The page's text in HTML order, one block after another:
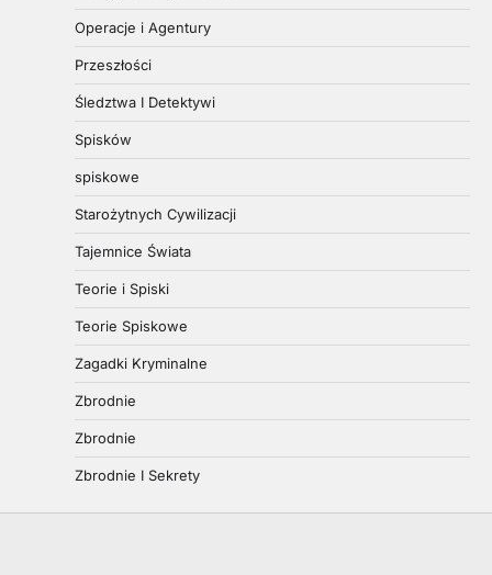
Operacje i Agentury
Przeszłości
Śledztwa I Detektywi
Spisków
spiskowe
Starożytnych Cywilizacji
Tajemnice Świata
Teorie i Spiski
Teorie Spiskowe
Zagadki Kryminalne
Zbrodnie
Zbrodnie
Zbrodnie I Sekrety